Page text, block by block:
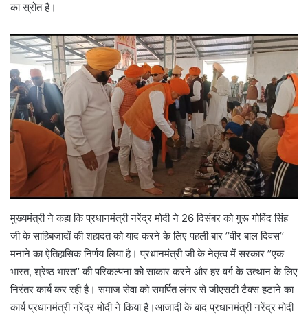
का स्रोत है।
मुख्यमंत्री ने कहा कि प्रधानमंत्री नरेंद्र मोदी ने 26 दिसंबर को गुरू गोविंद सिंह
जी के साहिबजादों की शहादत को याद करने के लिए पहली बार ’’वीर बाल दिवस’’
मनाने का ऐतिहासिक निर्णय लिया है। प्रधानमंत्री जी के नेतृत्व में सरकार ’’एक
भारत, श्रेष्ठ भारत’’ की परिकल्पना को साकार करने और हर वर्ग के उत्थान के लिए
निरंतर कार्य कर रही है। समाज सेवा को समर्पित लंगर से जीएसटी टैक्स हटाने का
कार्य प्रधानमंत्री नरेंद्र मोदी ने किया है।आजादी के बाद प्रधानमंत्री नरेंद्र मोदी